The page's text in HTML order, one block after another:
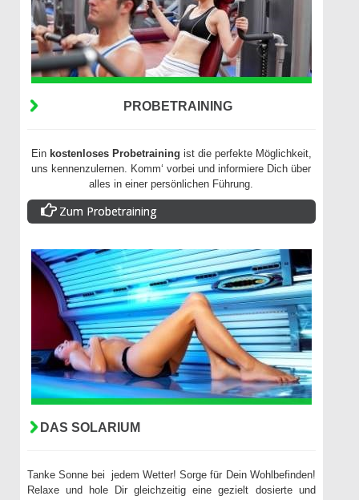
PROBETRAINING
Ein kostenloses Probetraining ist die perfekte Möglichkeit,
uns kennenzulernen. Komm‘ vorbei und informiere Dich über
alles in einer persönlichen Führung.
Zum Probetraining
DAS SOLARIUM
Tanke Sonne bei jedem Wetter! Sorge für Dein Wohlbefinden!
Relaxe und hole Dir gleichzeitig eine gezielt dosierte und